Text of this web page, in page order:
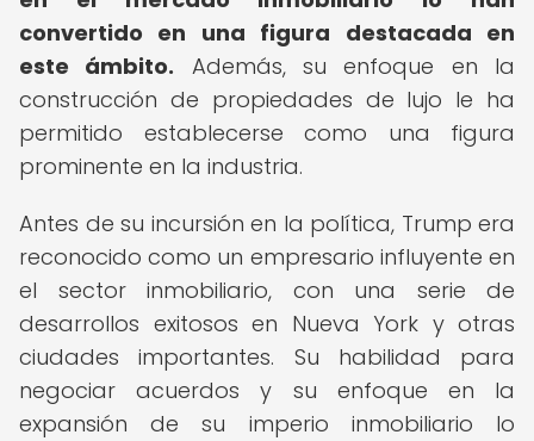
convertido en una figura destacada en
este ámbito. Además, su enfoque en la
construcción de propiedades de lujo le ha
permitido establecerse como una figura
prominente en la industria.
Antes de su incursión en la política, Trump era
reconocido como un empresario influyente en
el sector inmobiliario, con una serie de
desarrollos exitosos en Nueva York y otras
ciudades importantes. Su habilidad para
negociar acuerdos y su enfoque en la
expansión de su imperio inmobiliario lo